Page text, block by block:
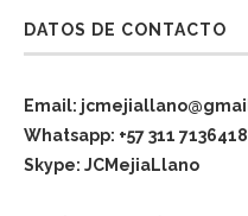
DATOS DE CONTACTO
Email:
Whatsapp: +57 311 7136418
Skype: JCMejiaLlano